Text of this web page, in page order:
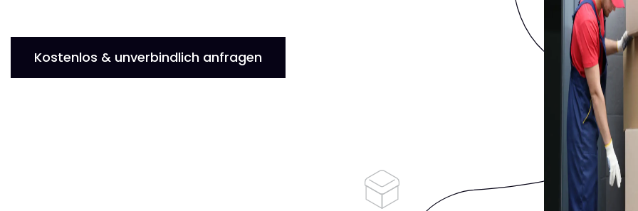
Kostenlos & unverbindlich anfragen